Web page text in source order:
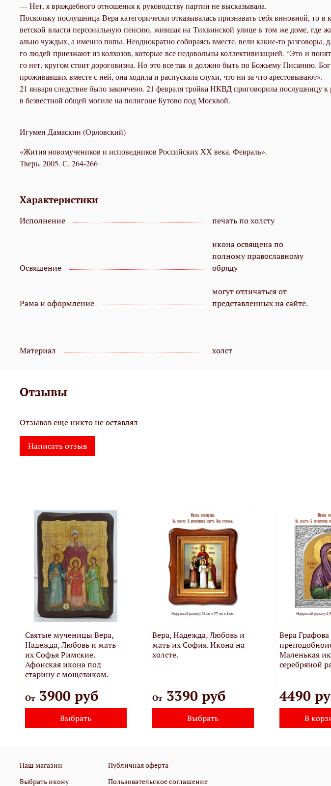
— Нет, я враж­деб­но­го от­но­ше­ния к ру­ко­вод­ству пар­тии не вы­ска­зы­ва­ла.
По­сколь­ку по­слуш­ни­ца Ве­ра ка­те­го­ри­че­ски от­ка­зы­ва­лась при­зна­вать се­бя ви­нов­ной, то
вет­ской вла­сти пер­со­наль­ную пен­сию, жив­шая на Тих­вин­ской ули­це в том же до­ме,
аль­но чуж­дых, а имен­но по­пы. Неод­но­крат­но со­би­ра­ясь вме­сте, ве­ли ка­кие-то
го лю­дей при­ез­жа­ют из кол­хо­зов, ко­то­рые все недо­воль­ны кол­лек­ти­ви­за­ци­ей. “Это и
го нет, кру­гом сто­ит до­ро­го­виз­на. Но это все так и долж­но быть по Бо­жье­му Пи­са­нию.
про­жи­вав­ших вме­сте с ней, она хо­ди­ла и рас­пус­ка­ла слу­хи, что ни за что аре­сто­вы­ва­ют».
21 ян­ва­ря след­ствие бы­ло за­кон­че­но. 21 фев­ра­ля трой­ка НКВД при­го­во­ри­ла по­слуш­ни­цу
в без­вест­ной об­щей мо­ги­ле на по­ли­гоне Бу­то­во под Моск­вой.
Игу­мен Да­мас­кин (Ор­лов­ский)
«Жи­тия но­во­му­че­ни­ков и ис­по­вед­ни­ков Рос­сий­ских ХХ ве­ка. Фев­раль».
Тверь. 2005. С. 264-266
Характеристики
Исполнение печать по холсту
Освящение
икона освящена по
полному православному
обряду
Рама и оформление
могут отличаться от
представленных на сайте.
Материал холст
Отзывы
Отзывов еще никто не оставлял
Написать отзыв
Святые мученицы Вера,
Надежда, Любовь и мать
их Софья Римские.
Афонская икона под
старину с мощевиком.
От 3900 руб
Выбрать
Вера, Надежда, Любовь и
мать их София. Икона на
холсте.
От3390 руб
Выбрать
Вера Графова
Маленькая
серебряной
4490
В
Наш магазин
Выбрать икону
Публичная оферта
Пользовательское соглашение